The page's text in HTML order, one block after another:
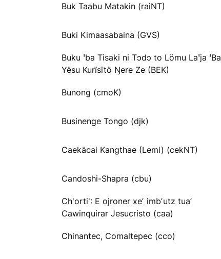
Buk Taabu Matakin (raiNT)
Buki Kimaasabaina (GVS)
Buku ꞌba Tisaki ni Tɔdɔ to Lömu Laꞌja ꞌBa
Yësu Kurïsïtö Ŋere Ze (BEK)
Bunong (cmoK)
Businenge Tongo (djk)
Caekäcai Kangthae (Lemi) (cekNT)
Candoshi-Shapra (cbu)
Ch'orti': E ojroner xeʼ imbʼutz tuaʼ
Cawinquirar Jesucristo (caa)
Chinantec, Comaltepec (cco)